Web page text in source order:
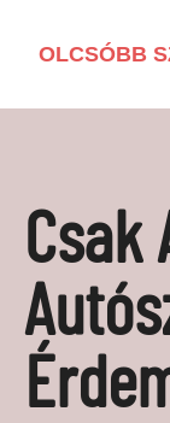
OLCSÓBB
LAKÁSFELÚJÍTÁS
BARKÁCSOLÁS
KAPCSOLAT
Csak